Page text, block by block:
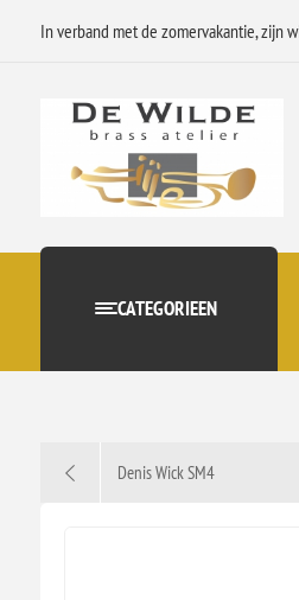
In verband met de zomervakantie, zijn
CATEGORIEEN
Denis Wick SM4